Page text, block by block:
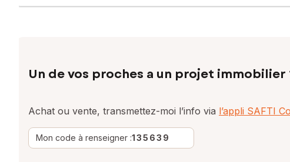
Un de vos proches a un projet immobilier
Achat ou vente, transmettez-moi l’info via l’appli SAFTI
Mon code à renseigner :135639